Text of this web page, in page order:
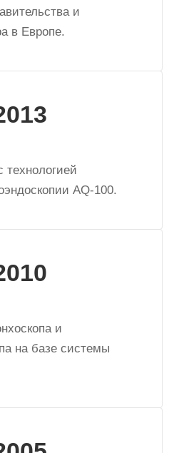
и
в Европе.
технологией
AQ-100.
и
на базе системы